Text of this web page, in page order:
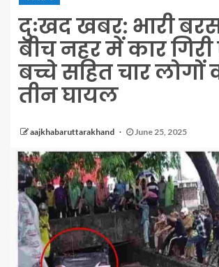
दुःखद खबर: भारी
बीच नहर में कार
बच्चे सहित चार लोगों
तीन घायल
aajkhabaruttarakhand June 25, 2025